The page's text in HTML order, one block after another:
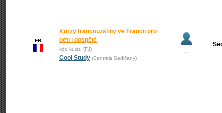
FR
Kurzy francouzštiny ve Francii pro
děti i dospělé
kód kurzu (FJ)
Cool Study (Centrála Sedlčany)
–